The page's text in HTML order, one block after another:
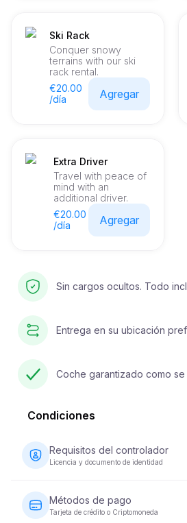
Ski Rack
Conquer snowy
terrains with our ski
rack rental.
€20.00
/día
Agregar
Extra Driver
Travel with peace of
mind with an
additional driver.
€20.00
/día
Agregar
Sin cargos ocultos. Todo
Entrega en su ubicación
Coche garantizado como se
Condiciones
Requisitos del controlador
Licencia y documento de identidad
de conducir válida. También se
identidad (pasaporte o ID
requerir que el conductor haya
Métodos de pago
Tarjeta de crédito o Criptomoneda